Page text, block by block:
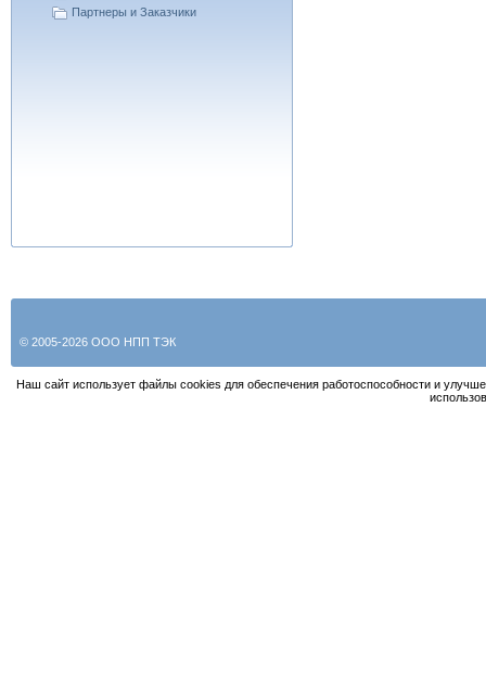
Партнеры и Заказчики
© 2005-2026 ООО НПП ТЭК
Наш сайт использует файлы cookies для обеспечения работоспособности и